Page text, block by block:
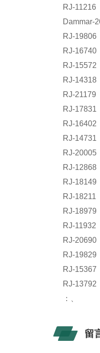
RJ-
Dammar-
RJ-
RJ-
RJ-
RJ-
RJ-
RJ-
RJ-
RJ-
RJ-
RJ-
RJ-
RJ-
RJ-
RJ-
RJ-
RJ-
RJ-
RJ-
：、
留